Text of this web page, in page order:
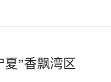
”香飘湾区